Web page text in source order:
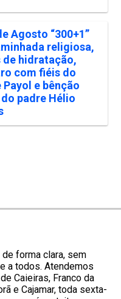
Agosto “300+1”
religiosa,
de hidratação,
com fiéis do
Payol e bênção
padre Hélio
forma clara, sem
a todos. Atendemos
Caieiras, Franco da
e Cajamar, toda sexta-